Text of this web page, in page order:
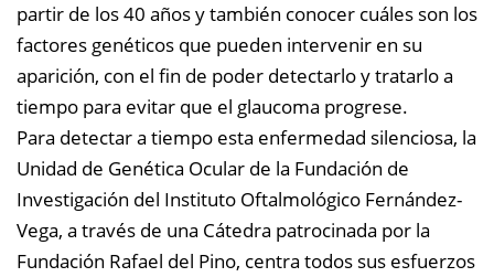
partir de los 40 años y también conocer cuáles son los
factores genéticos que pueden intervenir en su
aparición, con el fin de poder detectarlo y tratarlo a
tiempo para evitar que el glaucoma progrese.
Para detectar a tiempo esta enfermedad silenciosa, la
Unidad de Genética Ocular de la Fundación de
Investigación del Instituto Oftalmológico Fernández-
Vega, a través de una Cátedra patrocinada por la
Fundación Rafael del Pino, centra todos sus esfuerzos